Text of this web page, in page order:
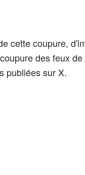
cette coupure,
des feux
publiées sur X.